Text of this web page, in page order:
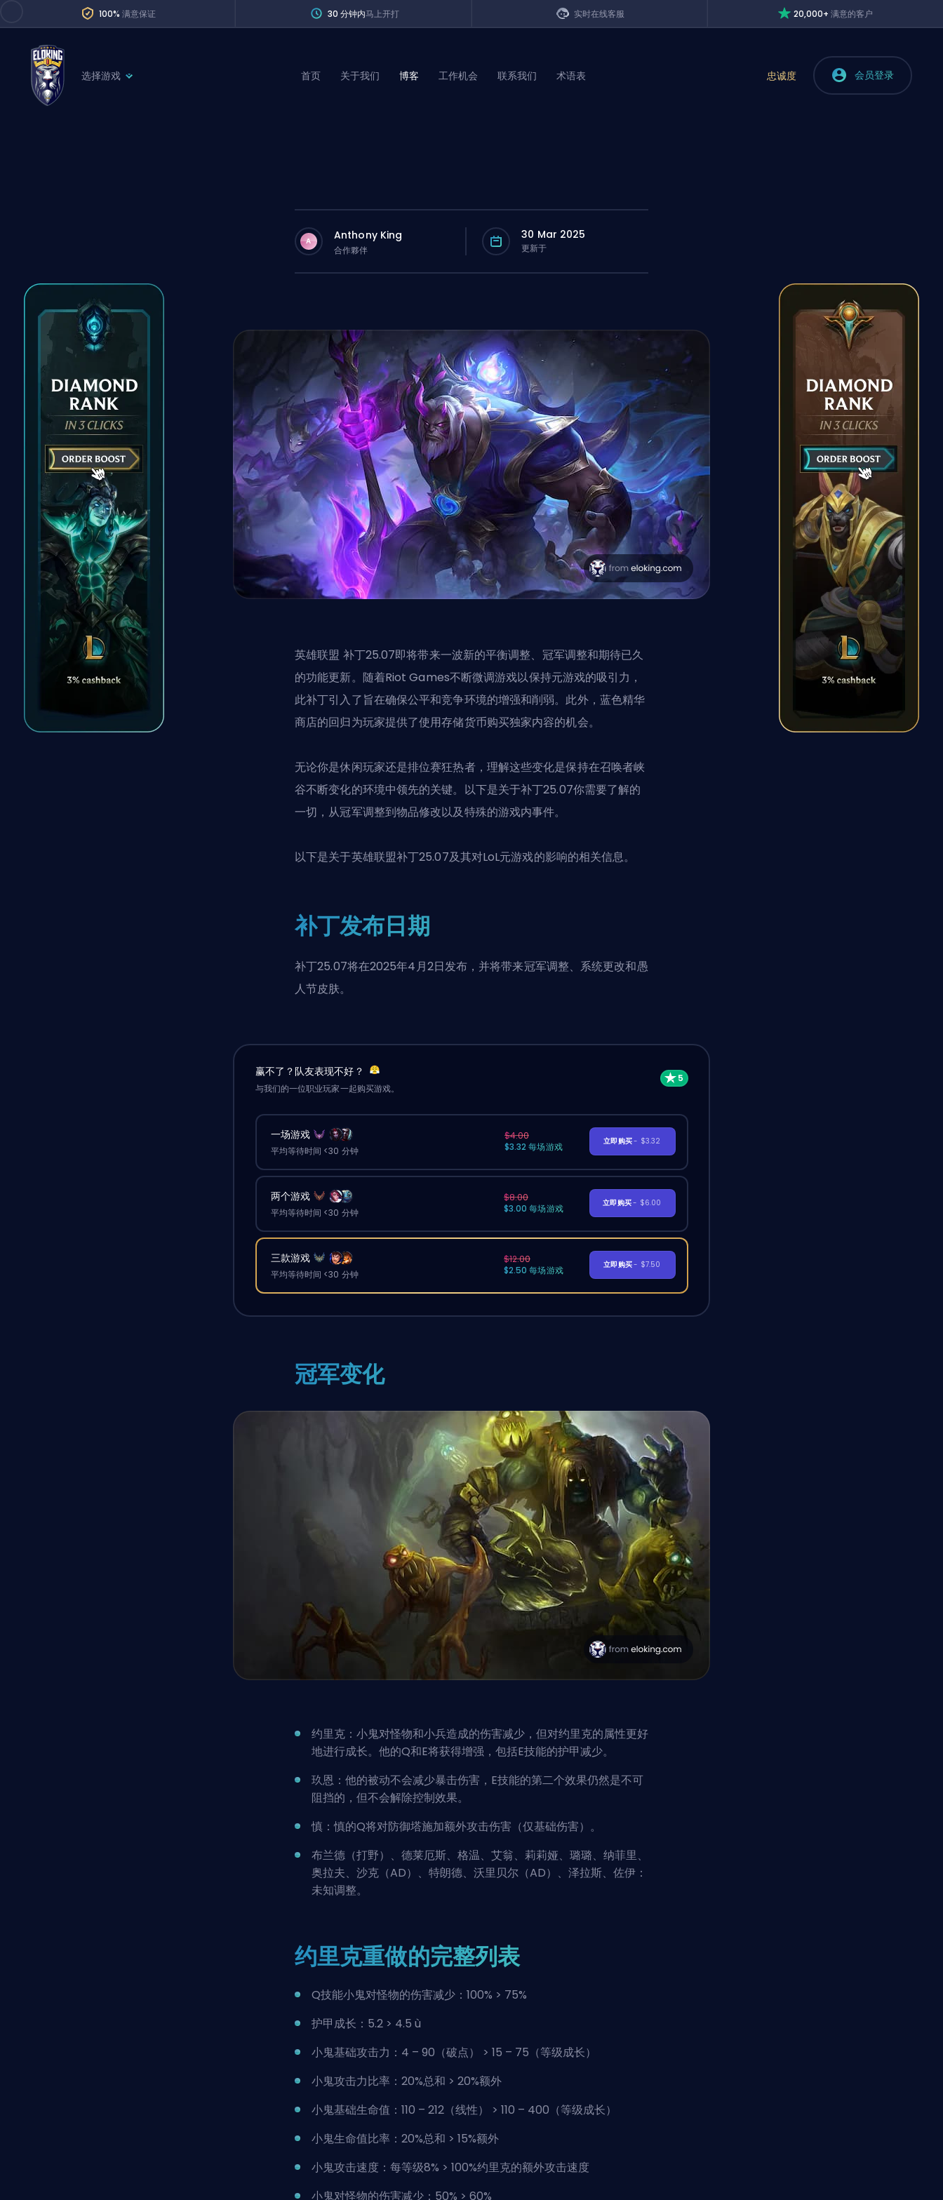
100% 满意保证 30 分钟内马上开打 实时在线客服 20,000+满意的客户
选择游戏
Path of Exile 2
首页 关于我们 博客 工作机会 联系我们 术语表 忠诚度 会员登录
A Anthony King
合作夥伴
30 Mar 2025
更新于
英雄联盟 补丁25.07即将带来一波新的平衡调整、冠军调整和期待已久
的功能更新。随着Riot Games不断微调游戏以保持元游戏的吸引力，
此补丁引入了旨在确保公平和竞争环境的增强和削弱。此外，蓝色精华
商店的回归为玩家提供了使用存储货币购买独家内容的机会。
无论你是休闲玩家还是排位赛狂热者，理解这些变化是保持在召唤者峡
谷不断变化的环境中领先的关键。以下是关于补丁25.07你需要了解的
一切，从冠军调整到物品修改以及特殊的游戏内事件。
以下是关于英雄联盟补丁25.07及其对LoL元游戏的影响的相关信息。
补丁发布日期
补丁25.07将在2025年4月2日发布，并将带来冠军调整、系统更改和愚
人节皮肤。
赢不了？队友表现不好？
与我们的一位职业玩家一起购买游戏。
一场游戏
平均等待时间 <30 分钟
$4.00
$3.32 每场游戏
立即购买- $3.32
两个游戏
平均等待时间 <30 分钟
$8.00
$3.00 每场游戏
立即购买- $6.00
三款游戏
平均等待时间 <30 分钟
$12.00
$2.50 每场游戏
立即购买- $7.50
冠军变化
约里克：小鬼对怪物和小兵造成的伤害减少，但对约里克的属性更好
地进行成长。他的Q和E将获得增强，包括E技能的护甲减少。
玖恩：他的被动不会减少暴击伤害，E技能的第二个效果仍然是不可
阻挡的，但不会解除控制效果。
慎：慎的Q将对防御塔施加额外攻击伤害（仅基础伤害）。
布兰德（打野）、德莱厄斯、格温、艾翁、莉莉娅、璐璐、纳菲里、
奥拉夫、沙克（AD）、特朗德、沃里贝尔（AD）、泽拉斯、佐伊：
未知调整。
约里克重做的完整列表
Q技能小鬼对怪物的伤害减少：100% > 75%
护甲成长：5.2 > 4.5 ù
小鬼基础攻击力：4 – 90（破点） > 15 – 75（等级成长）
小鬼攻击力比率：20%总和 > 20%额外
小鬼基础生命值：110 – 212（线性） > 110 – 400（等级成长）
小鬼生命值比率：20%总和 > 15%额外
小鬼攻击速度：每等级8% > 100%约里克的额外攻击速度
小鬼对怪物的伤害减少：50% > 60%